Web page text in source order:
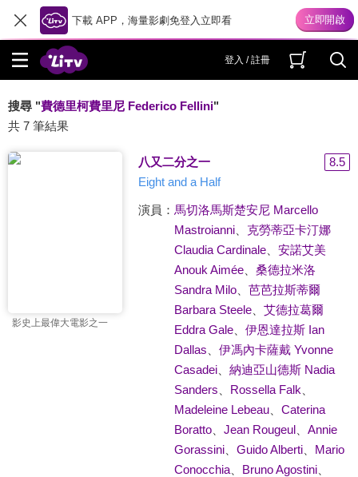
下載 APP，海量影劇免登入立即看
登入 / 註冊
搜尋 "費德里柯費里尼 Federico Fellini"
共 7 筆結果
影史上最偉大電影之一
八又二分之一
8.5
Eight and a Half
演員： 馬切洛馬斯楚安尼 Marcello
Mastroianni、 克勞蒂亞卡汀娜
Claudia Cardinale、 安諾艾美
Anouk Aimée、 桑德拉米洛
Sandra Milo、 芭芭拉斯蒂爾
Barbara Steele、 艾德拉葛爾
Eddra Gale、 伊恩達拉斯 Ian
Dallas
伊馮內卡薩戴 Yvonne
Casadei、 納迪亞山德斯 Nadia
Sanders
Rossella Falk
Madeleine Lebeau、 Caterina
Boratto、 Jean Rougeul、 Annie
Gorassini、 Guido Alberti、 Mario
Conocchia、 Bruno Agostini、